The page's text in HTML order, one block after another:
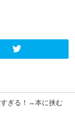
すぎる！→本に挟む